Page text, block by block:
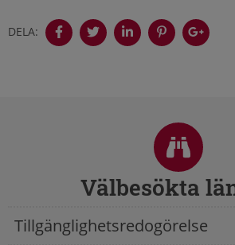
DELA:
Välbesökta
Tillgänglighetsredogörelse